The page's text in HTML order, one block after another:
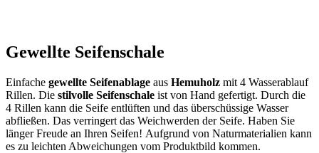
Gewellte Seifenschale
Einfache gewellte Seifenablage aus Hemuholz mit 4 Wasserablauf
Rillen. Die stilvolle Seifenschale ist von Hand gefertigt. Durch die
4 Rillen kann die Seife entlüften und das überschüssige Wasser
abfließen. Das verringert das Weichwerden der Seife. Haben Sie
länger Freude an Ihren Seifen! Aufgrund von Naturmaterialien kann
es zu leichten Abweichungen vom Produktbild kommen.